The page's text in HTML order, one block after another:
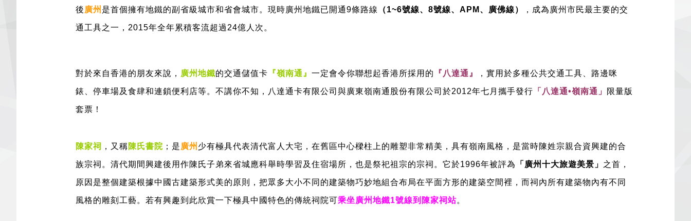
後 廣州 是首個擁有地鐵的副省級城市和省會城市。現時廣州地鐵已開通9條路線 （1~6號線、8號線、APM、廣佛線） ，成為廣州市民最主要的交
通工具之一，2015年全年累積客流超過24億人次。
對於來自香港的朋友來說， 廣州地鐵的交通儲值卡 『嶺南通』 一定會令你聯想起香港所採用的 『八達通』 ，實用於多種公共交通工具、路邊咪
錶、停車場及食肆和連鎖便利店等。不講你不知，八達通卡有限公司與廣東嶺南通股份有限公司於2012年七月攜手發行 「八達通•嶺南通」 限量版
套票！
陳家祠 ，又稱陳氏書院 ；是 廣州 少有極具代表清代富人大宅，在舊區中心樑柱上的雕塑非常精美，具有嶺南風格，是當時陳姓宗親合資興建的合
族宗祠。清代期間興建後用作陳氏子弟來省城應科舉時學習及住宿場所，也是祭祀祖宗的宗祠。它於1996年被評為 「廣州十大旅遊美景」 之首，
原因是整個建築根據中國古建築形式美的原則，把眾多大小不同的建築物巧妙地組合布局在平面方形的建築空間裡，而祠內所有建築物內有不同
風格的雕刻工藝。若有興趣到此欣賞一下極具中國特色的傳統祠院可乘坐廣州地鐵1號線到陳家祠站。